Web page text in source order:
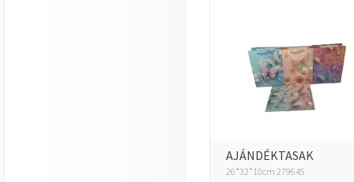
AJÁNDÉKTASAK
26*32*10cm 279645